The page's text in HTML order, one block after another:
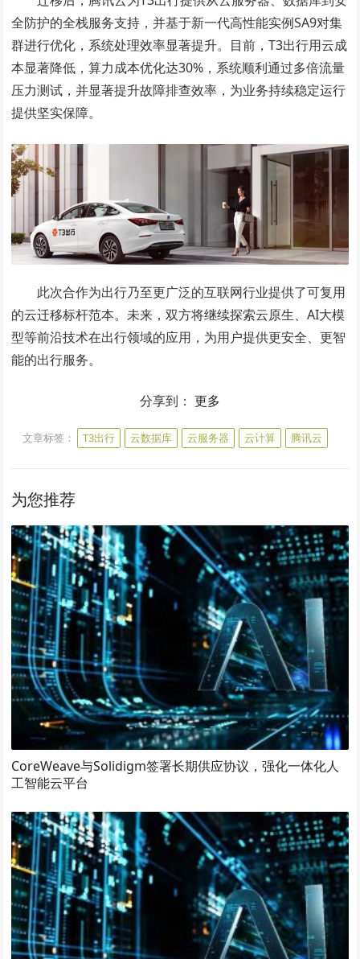
全防护的全栈服务支持，并基于新一代高性能实例SA9对集
群进行优化，系统处理效率显著提升。目前，T3出行用云成
本显著降低，算力成本优化达30%，系统顺利通过多倍流量
压力测试，并显著提升故障排查效率，为业务持续稳定运行
提供坚实保障。
此次合作为出行乃至更广泛的互联网行业提供了可复用
的云迁移标杆范本。未来，双方将继续探索云原生、AI大模
型等前沿技术在出行领域的应用，为用户提供更安全、更智
能的出行服务。
分享到： 更多
文章标签： T3出行 云数据库 云服务器 云计算 腾讯云
为您推荐
CoreWeave与Solidigm签署长期供应协议，强化一体化人
工智能云平台